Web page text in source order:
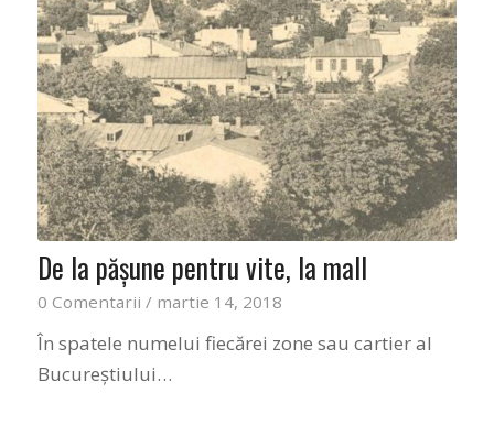
De la păşune pentru vite, la mall
0 Comentarii / martie 14, 2018
În spatele numelui fiecărei zone sau cartier al
Bucureştiului…